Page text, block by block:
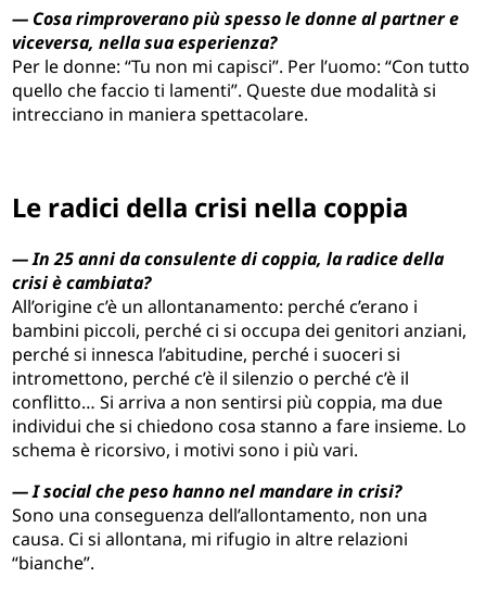
— Cosa rimproverano più spesso le donne al partner e
viceversa, nella sua esperienza?
Per le donne: “Tu non mi capisci”. Per l’uomo: “Con tutto
quello che faccio ti lamenti”. Queste due modalità si
intrecciano in maniera spettacolare.
Le radici della crisi nella coppia
— In 25 anni da consulente di coppia, la radice della
crisi è cambiata?
All’origine c’è un allontanamento: perché c’erano i
bambini piccoli, perché ci si occupa dei genitori anziani,
perché si innesca l’abitudine, perché i suoceri si
intromettono, perché c’è il silenzio o perché c’è il
conflitto… Si arriva a non sentirsi più coppia, ma due
individui che si chiedono cosa stanno a fare insieme. Lo
schema è ricorsivo, i motivi sono i più vari.
— I social che peso hanno nel mandare in crisi?
Sono una conseguenza dell’allontamento, non una
causa. Ci si allontana, mi rifugio in altre relazioni
“bianche”.